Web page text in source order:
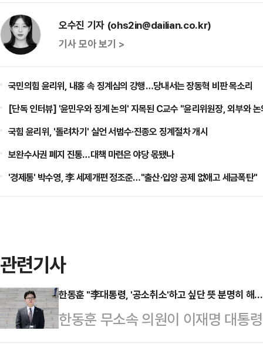
오수진 기자 (ohs2in@dailian.co.kr)
기사 모아 보기 >
국민의힘 윤리위, 내홍 속 징계심의 강행…당내서는 장동혁 비판 목소리
[단독 인터뷰] '윤민우와 징계 논의' 지목된 C교수 "윤리위원장, 외부와
국힘 윤리위, '돌려차기' 실언 서범수·진종오 징계절차 개시
보완수사권 폐지 진통…대책 마련은 야당 몫됐나
'경제통' 박수영, 李 세제개편 정조준…"출산·입양 공제 없애고 세금폭탄"
관련기사
한동훈 "李대통령, '공소취소'하고 싶단 뜻 분명히 해
한동훈 무소속 의원이 이재명 대통
된 사건의 공소취소와 관련한 발언